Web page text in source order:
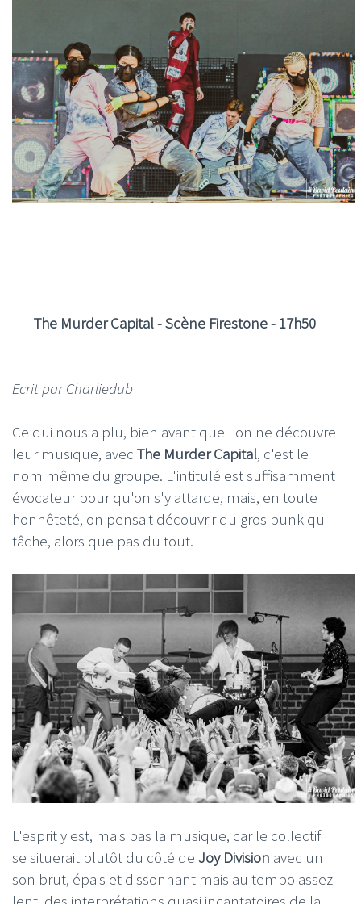
The Murder Capital - Scène Firestone - 17h50
Ecrit par Charliedub
Ce qui nous a plu, bien avant que l'on ne découvre
leur musique, avec The Murder Capital, c'est le
nom même du groupe. L'intitulé est suffisamment
évocateur pour qu'on s'y attarde, mais, en toute
honnêteté, on pensait découvrir du gros punk qui
tâche, alors que pas du tout.
L'esprit y est, mais pas la musique, car le collectif
se situerait plutôt du côté de Joy Division avec un
son brut, épais et dissonnant mais au tempo assez